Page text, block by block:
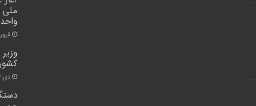
دی ۱۴, ۱۴۰۰